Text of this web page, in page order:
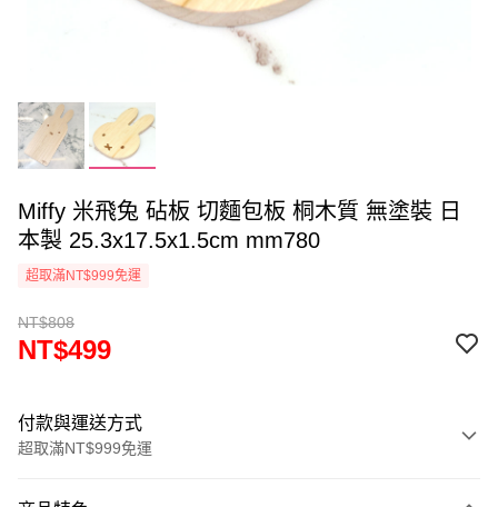
Miffy 米飛兔 砧板 切麵包板 桐木質 無塗裝 日
本製 25.3x17.5x1.5cm mm780
超取滿NT$999免運
NT$808
NT$499
付款與運送方式
超取滿NT$999免運